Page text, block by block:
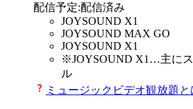
配信予定:配信済み
JOYSOUND X1
JOYSOUND MAX GO
JOYSOUND X1
※JOYSOUND X1 …主に
ル
ミュージックビデオ観放題と